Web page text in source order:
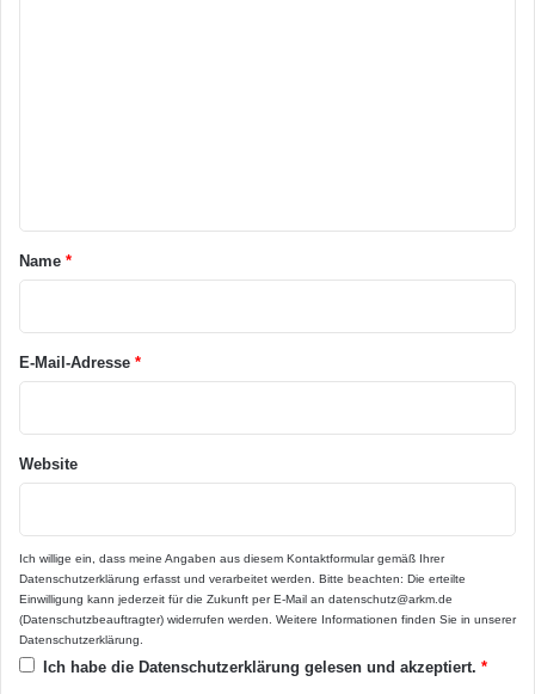
a
r
Name *
E-Mail-Adresse *
Website
Ich willige ein, dass meine Angaben aus diesem Kontaktformular gemäß Ihrer
Datenschutzerklärung erfasst und verarbeitet werden. Bitte beachten: Die erteilte
Einwilligung kann jederzeit für die Zukunft per E-Mail an datenschutz@arkm.de
(Datenschutzbeauftragter) widerrufen werden. Weitere Informationen finden Sie in unserer
Datenschutzerklärung
Ich habe die Datenschutzerklärung gelesen und akzeptiert. *